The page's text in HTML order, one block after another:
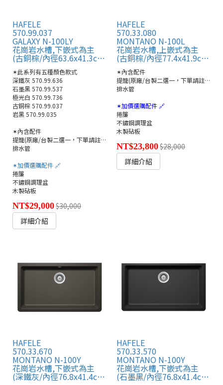
HAFELE
570.99.037
GALAXY N-100LY
花崗岩水槽,下嵌式為主
(古銅棕/內徑63.6x41.3cm)
✶此系列有五種顏色款式
深鐵灰 570.99.636
石墨黑 570.99.537
極光白 570.99.736
古銅棕 570.99.037
岩黑 570.99.035
✶內含配件
提籠(原廠/台製二選一，下單請註明)
排水管
✶加價選購配件 🔗
捲簾
不鏽鋼調理盆
木製砧板
NT$29,000$30,000
詳細介紹
HAFELE
570.33.080
MONTANO N-100L
花崗岩水槽,上嵌式為主
(古銅棕/內徑77.4x41.9cm/預挖孔設計)
✶內含配件
提籠(原廠/台製二選一，下單請註明)
排水管
✶加價選購配件 🔗
捲簾
不鏽鋼調理盆
木製砧板
NT$23,800$28,000
詳細介紹
HAFELE
570.33.670
MONTANO N-100Y
花崗岩水槽,下嵌式為主
(深鐵灰/內徑76.8x41.4cm)
HAFELE
570.33.570
MONTANO N-100Y
花崗岩水槽,下嵌式為主
(石墨黑/內徑76.8x41.4cm)